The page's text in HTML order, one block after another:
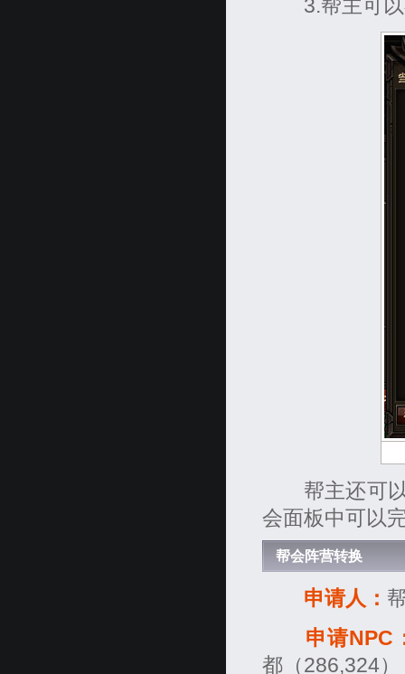
3.帮主可以
帮主还可以
会面板中可以
帮会阵营转换
申请人：
申请NPC
都（286,324）